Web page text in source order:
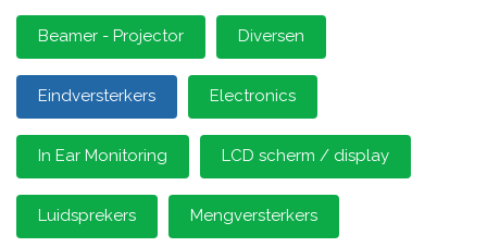
Beamer - Projector Diversen
Eindversterkers Electronics
In Ear Monitoring LCD scherm / display
Luidsprekers Mengversterkers